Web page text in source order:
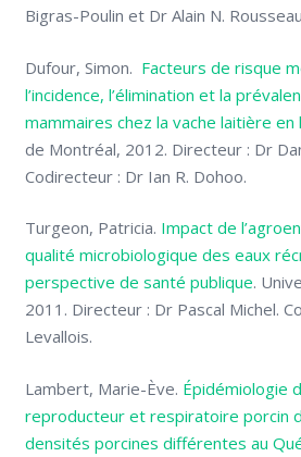
Bigras-Poulin et Dr Alain N.
Dufour, Simon. Facteurs de risque
l’incidence, l’élimination et la
mammaires chez la vache laitière en
de Montréal, 2012. Directeur : Dr
Codirecteur : Dr Ian R. Dohoo.
Turgeon, Patricia. Impact de
qualité microbiologique des eaux
perspective de santé publique.
2011. Directeur : Dr Pascal Michel.
Levallois.
Lambert, Marie-Ève. Épidémiologie
reproducteur et respiratoire porcin
densités porcines différentes au